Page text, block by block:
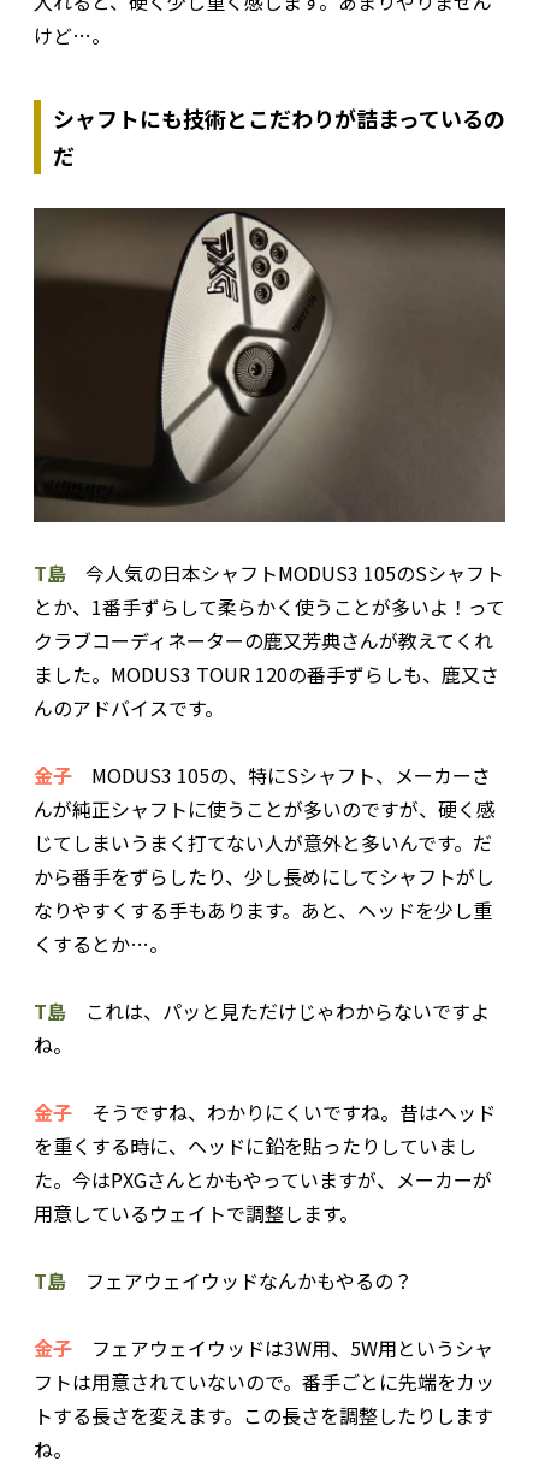
けど…。
シャフトにも技術とこだわりが詰まっているの
だ
T島 今人気の日本シャフトMODUS3 105のSシャフト
とか、1番手ずらして柔らかく使うことが多いよ！って
クラブコーディネーターの鹿又芳典さんが教えてくれ
ました。MODUS3 TOUR 120の番手ずらしも、鹿又さ
んのアドバイスです。
金子 MODUS3 105の、特にSシャフト、メーカーさ
んが純正シャフトに使うことが多いのですが、硬く感
じてしまいうまく打てない人が意外と多いんです。だ
から番手をずらしたり、少し長めにしてシャフトがし
なりやすくする手もあります。あと、ヘッドを少し重
くするとか…。
T島 これは、パッと見ただけじゃわからないですよ
ね。
金子 そうですね、わかりにくいですね。昔はヘッド
を重くする時に、ヘッドに鉛を貼ったりしていまし
た。今はPXGさんとかもやっていますが、メーカーが
用意しているウェイトで調整します。
T島 フェアウェイウッドなんかもやるの？
金子 フェアウェイウッドは3W用、5W用というシャ
フトは用意されていないので。番手ごとに先端をカッ
トする長さを変えます。この長さを調整したりします
ね。